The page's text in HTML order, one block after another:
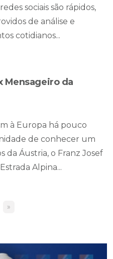
sociais são rápidos,
de análise e
cotidianos...
Mensageiro da
à Europa há pouco
de conhecer um
da Áustria, o Franz Josef
Alpina...
»